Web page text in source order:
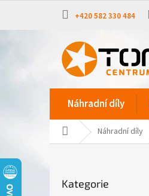
obsah
+420 582 330 484
Náhradní díly
Domů Náhradní díly
kategorie
Kategorie